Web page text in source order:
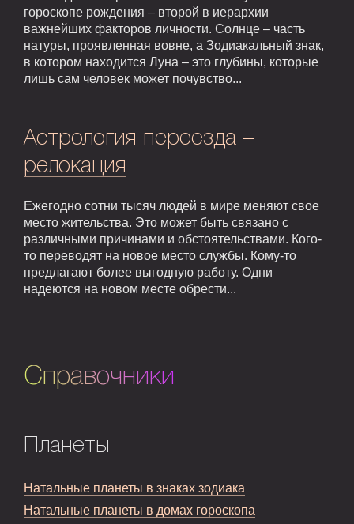
гороскопе рождения – второй в иерархии
важнейших факторов личности. Солнце – часть
натуры, проявленная вовне, а Зодиакальный знак,
в котором находится Луна – это глубины, которые
лишь сам человек может почувство...
Астрология переезда –
релокация
Ежегодно сотни тысяч людей в мире меняют свое
место жительства. Это может быть связано с
различными причинами и обстоятельствами. Кого-
то переводят на новое место службы. Кому-то
предлагают более выгодную работу. Одни
надеются на новом месте обрести...
Справочники
Планеты
Натальные планеты в знаках зодиака
Натальные планеты в домах гороскопа